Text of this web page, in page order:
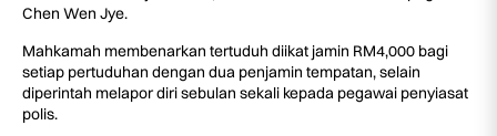
Chen Wen Jye.
Mahkamah membenarkan tertuduh diikat jamin RM4,000 bagi
setiap pertuduhan dengan dua penjamin tempatan, selain
diperintah melapor diri sebulan sekali kepada pegawai penyiasat
polis.